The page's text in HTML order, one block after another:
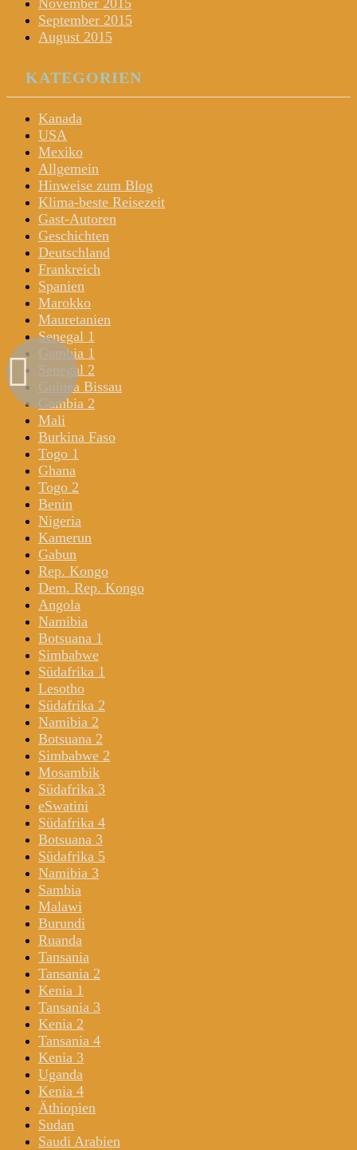
September 2015
August 2015
KATEGORIEN
Kanada
USA
Mexiko
Allgemein
Hinweise zum Blog
Klima-beste Reisezeit
Gast-Autoren
Geschichten
Deutschland
Frankreich
Spanien
Marokko
Mauretanien
Senegal 1
Gambia 1
Senegal 2
Guinea Bissau
Gambia 2
Mali
Burkina Faso
Togo 1
Ghana
Togo 2
Benin
Nigeria
Kamerun
Gabun
Rep. Kongo
Dem. Rep. Kongo
Angola
Namibia
Botsuana 1
Simbabwe
Südafrika 1
Lesotho
Südafrika 2
Namibia 2
Botsuana 2
Simbabwe 2
Mosambik
Südafrika 3
eSwatini
Südafrika 4
Botsuana 3
Südafrika 5
Namibia 3
Sambia
Malawi
Burundi
Ruanda
Tansania
Tansania 2
Kenia 1
Tansania 3
Kenia 2
Tansania 4
Kenia 3
Uganda
Kenia 4
Äthiopien
Sudan
Saudi Arabien